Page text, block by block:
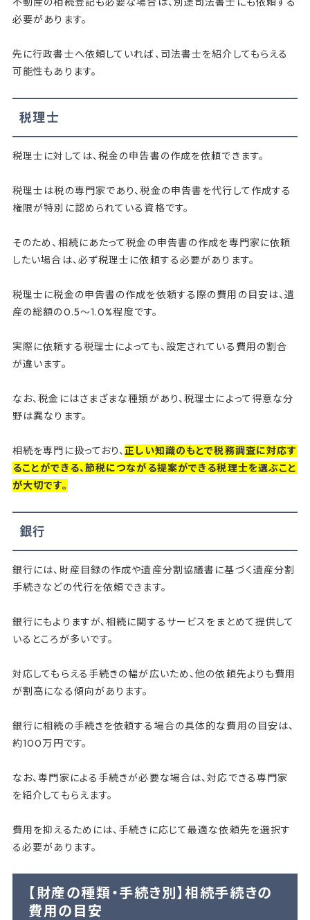
必要があります。
先に行政書士へ依頼していれば、司法書士を紹介してもらえる
可能性もあります。
税理士
税理士に対しては、税金の申告書の作成を依頼できます。
税理士は税の専門家であり、税金の申告書を代行して作成する
権限が特別に認められている資格です。
そのため、相続にあたって税金の申告書の作成を専門家に依頼
したい場合は、必ず税理士に依頼する必要があります。
税理士に税金の申告書の作成を依頼する際の費用の目安は、遺
産の総額の0.5～1.0%程度です。
実際に依頼する税理士によっても、設定されている費用の割合
が違います。
なお、税金にはさまざまな種類があり、税理士によって得意な分
野は異なります。
相続を専門に扱っており、正しい知識のもとで税務調査に対応す
ることができる、節税につながる提案ができる税理士を選ぶこと
が大切です。
銀行
銀行には、財産目録の作成や遺産分割協議書に基づく遺産分割
手続きなどの代行を依頼できます。
銀行にもよりますが、相続に関するサービスをまとめて提供して
いるところが多いです。
対応してもらえる手続きの幅が広いため、他の依頼先よりも費用
が割高になる傾向があります。
銀行に相続の手続きを依頼する場合の具体的な費用の目安は、
約100万円です。
なお、専門家による手続きが必要な場合は、対応できる専門家
を紹介してもらえます。
費用を抑えるためには、手続きに応じて最適な依頼先を選択す
る必要があります。
【財産の種類・手続き別】相続手続きの
費用の目安